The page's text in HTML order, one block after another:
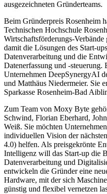
Beim Gründerpreis Rosenheim
Technischen Hochschule
Wirtschaftsförderungs-
damit die Lösungen des Start-
Datenverarbeitung und die
Datenerfassung und -
Unternehmen DeepSynergyAI
und Matthäus Niedermeier. Sie
Sparkasse Rosenheim-Bad
Zum Team von Moxy Byte
Schwind, Florian Eberhard,
Weiß. Sie möchten
individuellen Vision der
4.0) helfen. Als preisgekrönte
Intelligenz will das Start-up die
Datenverarbeitung und
entwickeln die Gründer eine
Hardware, mit der sich
günstig und flexibel vernetzen